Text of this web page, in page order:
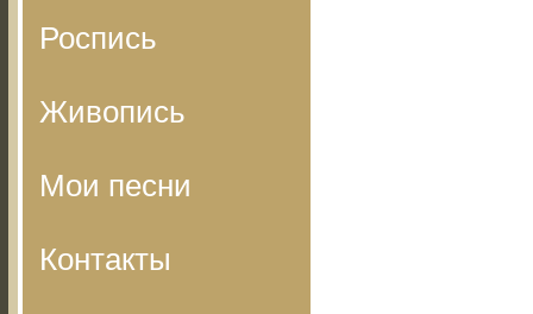
Роспись
Живопись
Мои песни
Контакты